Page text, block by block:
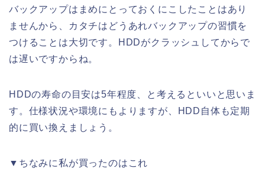
バックアップはまめにとっておくにこしたことはあり
ませんから、カタチはどうあれバックアップの習慣を
つけることは大切です。HDDがクラッシュしてからで
は遅いですからね。
HDDの寿命の目安は5年程度、と考えるといいと思いま
す。仕様状況や環境にもよりますが、HDD自体も定期
的に買い換えましょう。
▼ちなみに私が買ったのはこれ